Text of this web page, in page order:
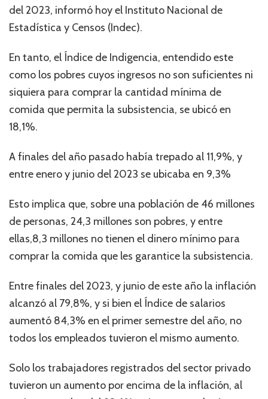
del 2023, informó hoy el Instituto Nacional de
Estadística y Censos (Indec).
En tanto, el Índice de Indigencia, entendido este
como los pobres cuyos ingresos no son suficientes ni
siquiera para comprar la cantidad mínima de
comida que permita la subsistencia, se ubicó en
18,1%.
A finales del año pasado había trepado al 11,9%, y
entre enero y junio del 2023 se ubicaba en 9,3%
Esto implica que, sobre una población de 46 millones
de personas, 24,3 millones son pobres, y entre
ellas,8,3 millones no tienen el dinero mínimo para
comprar la comida que les garantice la subsistencia.
Entre finales del 2023, y junio de este año la inflación
alcanzó al 79,8%, y si bien el Índice de salarios
aumentó 84,3% en el primer semestre del año, no
todos los empleados tuvieron el mismo aumento.
Solo los trabajadores registrados del sector privado
tuvieron un aumento por encima de la inflación, al